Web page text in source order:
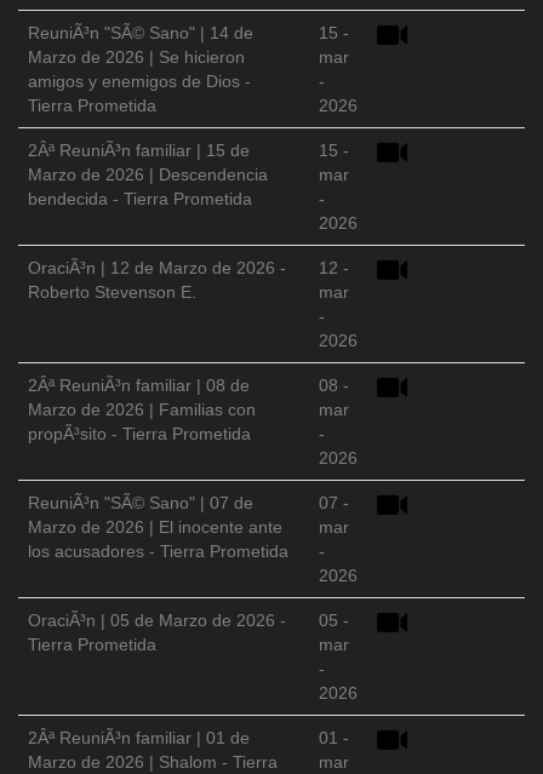
ReuniÃ³n "SÃ© Sano" | 14 de
Marzo de 2026 | Se hicieron
amigos y enemigos de Dios -
Tierra Prometida
15 -
mar
-
2026
2Âª ReuniÃ³n familiar | 15 de
Marzo de 2026 | Descendencia
bendecida - Tierra Prometida
15 -
mar
-
2026
OraciÃ³n | 12 de Marzo de 2026 -
Roberto Stevenson E.
12 -
mar
-
2026
2Âª ReuniÃ³n familiar | 08 de
Marzo de 2026 | Familias con
propÃ³sito - Tierra Prometida
08 -
mar
-
2026
ReuniÃ³n "SÃ© Sano" | 07 de
Marzo de 2026 | El inocente ante
los acusadores - Tierra Prometida
07 -
mar
-
2026
OraciÃ³n | 05 de Marzo de 2026 -
Tierra Prometida
05 -
mar
-
2026
2Âª ReuniÃ³n familiar | 01 de
Marzo de 2026 | Shalom - Tierra
01 -
mar